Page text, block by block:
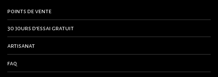
points de vente
30 jours d’essai gratuit
artisanat
faq